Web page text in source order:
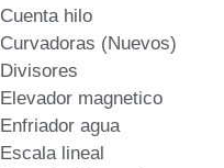
Cuenta hilo
Curvadoras (Nuevos)
Divisores
Elevador magnetico
Enfriador agua
Escala lineal